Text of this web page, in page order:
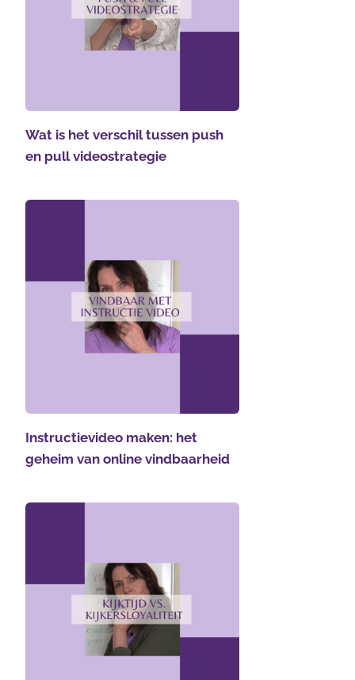
Wat is het verschil tussen push
en pull videostrategie
Instructievideo maken: het
geheim van online vindbaarheid